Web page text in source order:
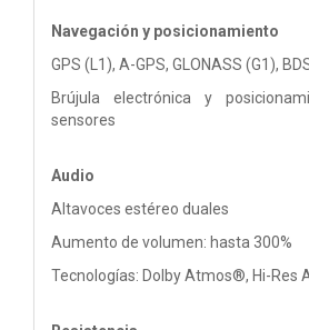
Navegación y posicionamiento
GPS (L1), A-GPS, GLONASS (G1),
Brújula electrónica y
sensores
Audio
Altavoces estéreo duales
Aumento de volumen: hasta 300%
Tecnologías: Dolby Atmos®, Hi-Res